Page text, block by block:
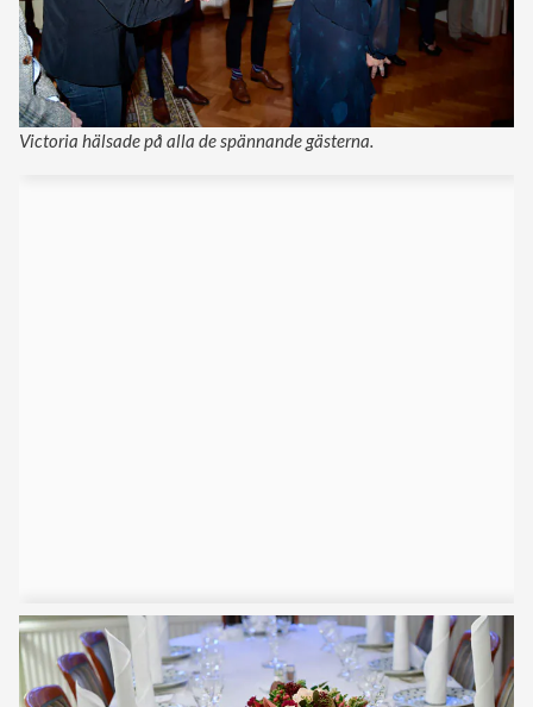
Victoria hälsade på alla de spännande gästerna.